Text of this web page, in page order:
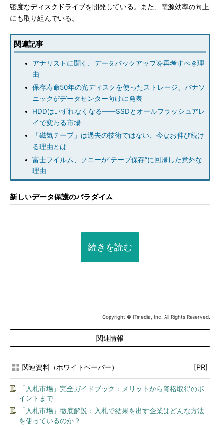
密度なディスクドライブを開発している。また、電源効率の向上
にも取り組んでいる。
関連記事
アナリストに聞く、データバックアップを再考すべき理
由
保存寿命50年の光ディスクを使ったストレージ、パナソ
ニックがデータセンター向けに発表
HDDはいずれなくなる――SSDとオールフラッシュアレ
イで変わる市場
「磁気テープ」は過去の技術ではない、今なお伸び続け
る理由とは
富士フイルム、ソニーが“テープ保存”に回帰した意外な
理由
新しいデータ保護のパラダイム
続きを読む
Copyright © ITmedia, Inc. All Rights Reserved.
関連情報
関連資料（ホワイトペーパー） [PR]
「入札市場」完全ガイドブック：メリットから資格取得のポ
イントまで
「入札市場」徹底解説：入札で結果を出す企業はどんな方法
を使っているのか？